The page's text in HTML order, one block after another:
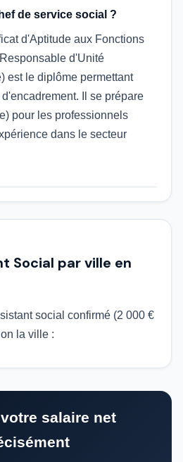
de service social ?
d'Aptitude aux Fonctions
d'Unité
est le diplôme permettant
Il se prépare
pour les professionnels
dans le secteur
Social par ville en
social confirmé (2 000 €
la ville :
salaire net